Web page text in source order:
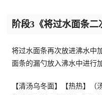
阶段3《将过水面条二
将过水面条再次放进沸水中
面条的漏勺放入沸水中进行
【清汤乌冬面】【热热】（